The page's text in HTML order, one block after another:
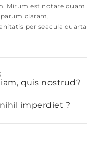
Mirum est notare quam
claram,
per seacula quarta
quis nostrud?
imperdiet ?